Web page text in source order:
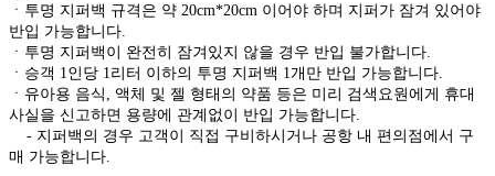
ㆍ투명 지퍼백 규격은 약 20cm*20cm 이어야 하며 지퍼가 잠겨 있어야
반입 가능합니다.
ㆍ투명 지퍼백이 완전히 잠겨있지 않을 경우 반입 불가합니다.
ㆍ승객 1인당 1리터 이하의 투명 지퍼백 1개만 반입 가능합니다.
ㆍ유아용 음식, 액체 및 젤 형태의 약품 등은 미리 검색요원에게 휴대
사실을 신고하면 용량에 관계없이 반입 가능합니다.
- 지퍼백의 경우 고객이 직접 구비하시거나 공항 내 편의점에서 구
매 가능합니다.